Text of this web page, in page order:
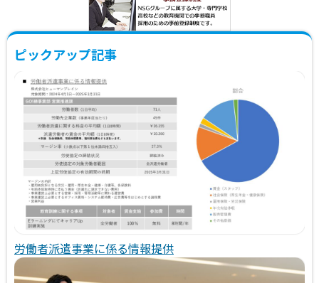
ピックアップ記事
労働者派遣事業に係る情報提供